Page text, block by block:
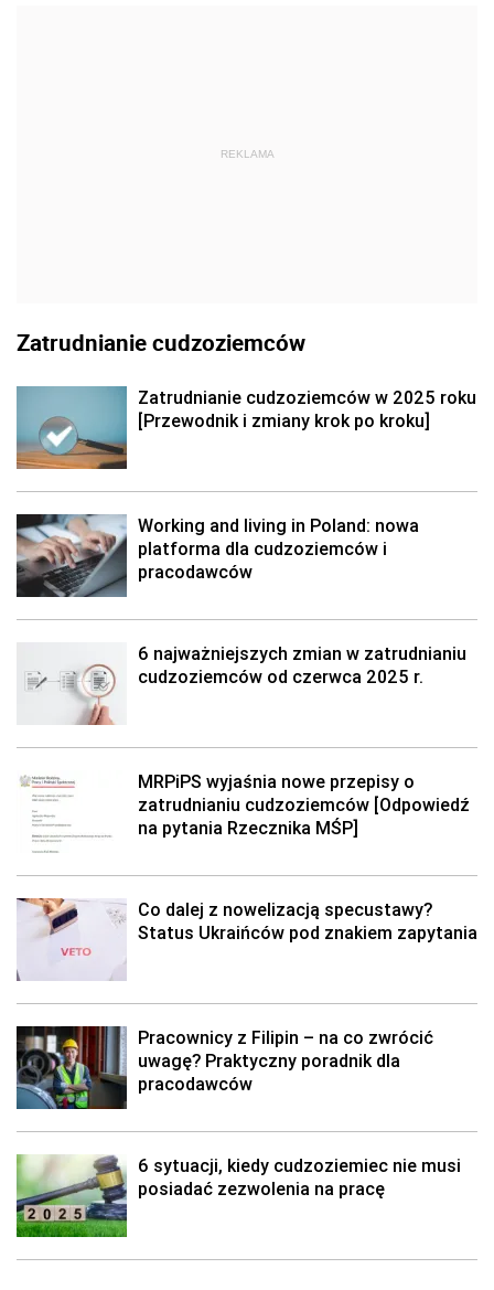
REKLAMA
Zatrudnianie cudzoziemców
Zatrudnianie cudzoziemców w 2025 roku
[Przewodnik i zmiany krok po kroku]
Working and living in Poland: nowa
platforma dla cudzoziemców i
pracodawców
6 najważniejszych zmian w zatrudnianiu
cudzoziemców od czerwca 2025 r.
MRPiPS wyjaśnia nowe przepisy o
zatrudnianiu cudzoziemców [Odpowiedź
na pytania Rzecznika MŚP]
Co dalej z nowelizacją specustawy?
Status Ukraińców pod znakiem zapytania
Pracownicy z Filipin – na co zwrócić
uwagę? Praktyczny poradnik dla
pracodawców
6 sytuacji, kiedy cudzoziemiec nie musi
posiadać zezwolenia na pracę